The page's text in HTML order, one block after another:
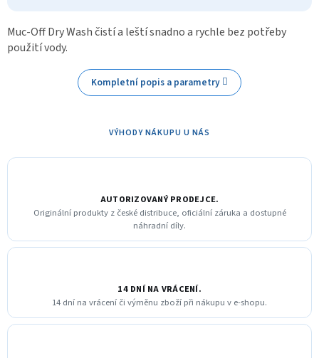
Muc-Off Dry Wash čistí a leští snadno a rychle bez potřeby
použití vody.
Kompletní popis a parametry
VÝHODY NÁKUPU U NÁS
AUTORIZOVANÝ PRODEJCE.
Originální produkty z české distribuce, oficiální záruka a dostupné
náhradní díly.
14 DNÍ NA VRÁCENÍ.
14 dní na vrácení či výměnu zboží při nákupu v e-shopu.